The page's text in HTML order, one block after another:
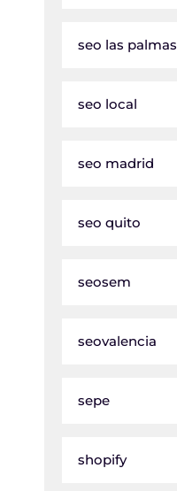
seo las palmas
seo local
seo madrid
seo quito
seosem
seovalencia
sepe
shopify